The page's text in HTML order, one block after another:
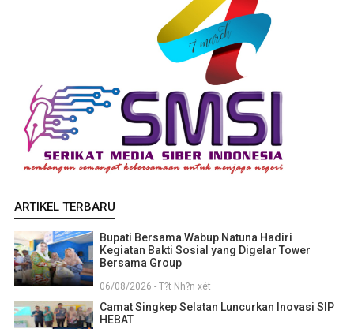
ARTIKEL TERBARU
Bupati Bersama Wabup Natuna Hadiri
Kegiatan Bakti Sosial yang Digelar Tower
Bersama Group
06/08/2026 - T?t Nh?n xét
Camat Singkep Selatan Luncurkan Inovasi SIP
HEBAT